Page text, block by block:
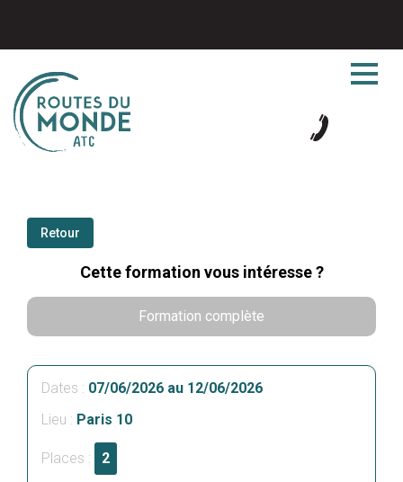
Retour
Cette formation vous intéresse ?
Formation complète
Dates : 07/06/2026 au 12/06/2026
Lieu : Paris 10
Places : 2